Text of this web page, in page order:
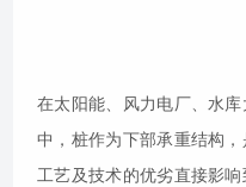
在太阳能、风力电厂、水
中，桩作为下部承重结构
工艺及技术的优劣直接影